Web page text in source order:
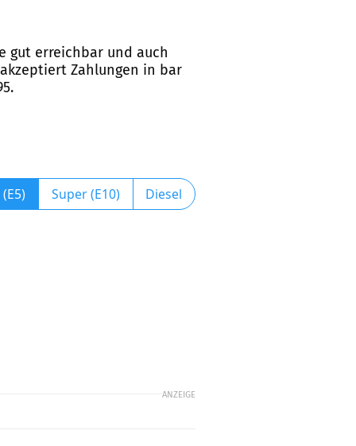
gut erreichbar und auch
Zahlungen in bar
Super (E10) Diesel
ANZEIGE